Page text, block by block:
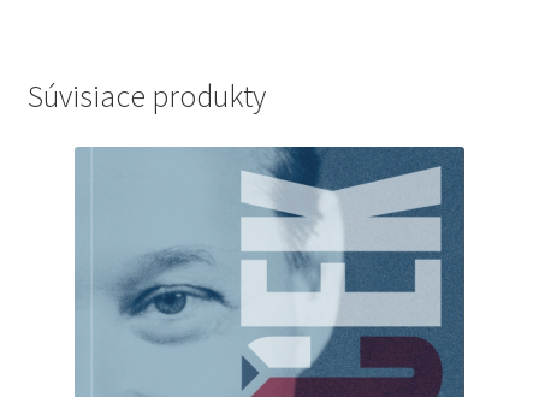
Súvisiace produkty